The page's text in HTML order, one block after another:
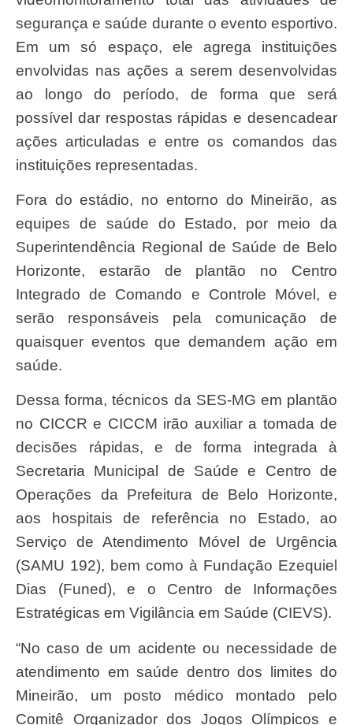
segurança e saúde durante o evento esportivo.
Em um só espaço, ele agrega instituições
envolvidas nas ações a serem desenvolvidas
ao longo do período, de forma que será
possível dar respostas rápidas e desencadear
ações articuladas e entre os comandos das
instituições representadas.
Fora do estádio, no entorno do Mineirão, as
equipes de saúde do Estado, por meio da
Superintendência Regional de Saúde de Belo
Horizonte, estarão de plantão no Centro
Integrado de Comando e Controle Móvel, e
serão responsáveis pela comunicação de
quaisquer eventos que demandem ação em
saúde.
Dessa forma, técnicos da SES-MG em plantão
no CICCR e CICCM irão auxiliar a tomada de
decisões rápidas, e de forma integrada à
Secretaria Municipal de Saúde e Centro de
Operações da Prefeitura de Belo Horizonte,
aos hospitais de referência no Estado, ao
Serviço de Atendimento Móvel de Urgência
(SAMU 192), bem como à Fundação Ezequiel
Dias (Funed), e o Centro de Informações
Estratégicas em Vigilância em Saúde (CIEVS).
“No caso de um acidente ou necessidade de
atendimento em saúde dentro dos limites do
Mineirão, um posto médico montado pelo
Comitê Organizador dos Jogos Olímpicos e